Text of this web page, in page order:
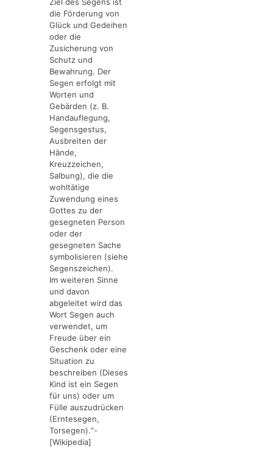
die Förderung von
Glück und Gedeihen
oder die
Zusicherung von
Schutz und
Bewahrung. Der
Segen erfolgt mit
Worten und
Gebärden (z. B.
Handauflegung,
Segensgestus,
Ausbreiten der
Hände,
Kreuzzeichen,
Salbung), die die
wohltätige
Zuwendung eines
Gottes zu der
gesegneten Person
oder der
gesegneten Sache
symbolisieren (siehe
Segenszeichen).
Im weiteren Sinne
und davon
abgeleitet wird das
Wort Segen auch
verwendet, um
Freude über ein
Geschenk oder eine
Situation zu
beschreiben (Dieses
Kind ist ein Segen
für uns) oder um
Fülle auszudrücken
(Erntesegen,
Torsegen).“-
[Wikipedia]